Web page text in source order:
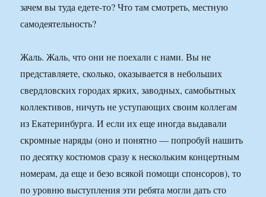
зачем вы туда едете-то? Что там смотреть, местную
самодеятельность?
Жаль. Жаль, что они не поехали с нами. Вы не
представляете, сколько, оказывается в небольших
свердловских городах ярких, заводных, самобытных
коллективов, ничуть не уступающих своим коллегам
из Екатеринбурга. И если их еще иногда выдавали
скромные наряды (оно и понятно — попробуй нашить
по десятку костюмов сразу к нескольким концертным
номерам, да еще и безо всякой помощи спонсоров), то
по уровню выступления эти ребята могли дать сто